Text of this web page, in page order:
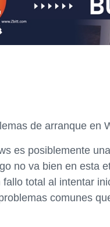
de arranque en
es posiblemente
no va bien en esta
total al intentar
comunes